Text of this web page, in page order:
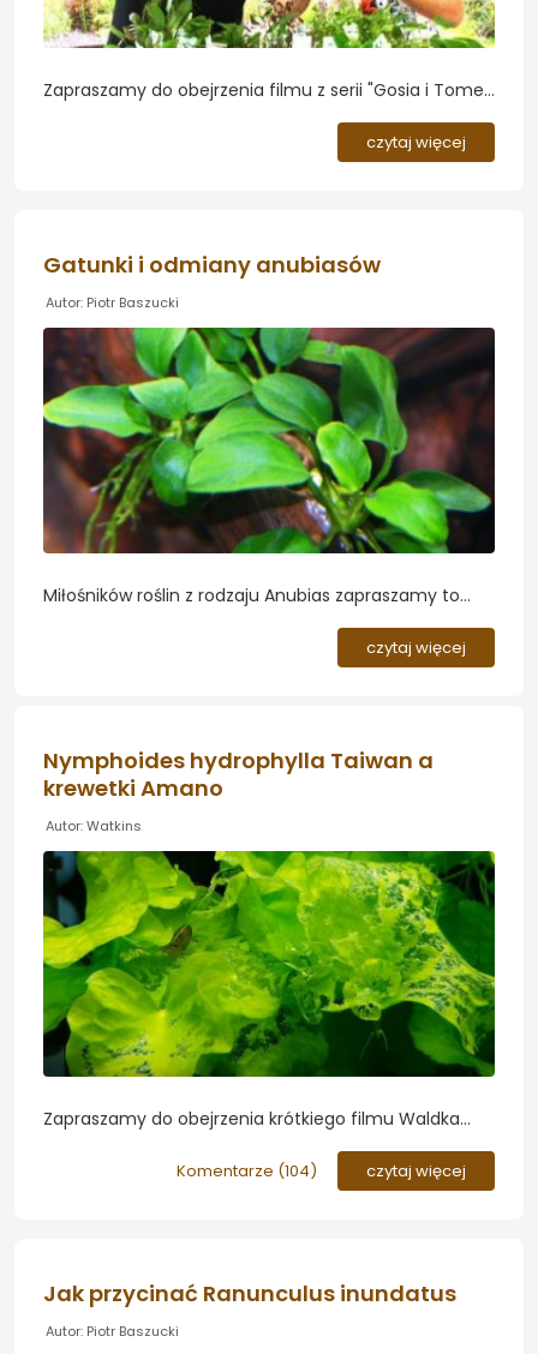
Zapraszamy do obejrzenia filmu z serii "Gosia i Tomek
tematykę przygotowania roślin po zakupie, która
sprawia często problem osobom początkującym...
czytaj więcej
Gatunki i odmiany anubiasów
Autor: Piotr Baszucki
Miłośników roślin z rodzaju Anubias zapraszamy to
odmian tych przepięknych i wytrzymałych roślin.
Zapraszam do pochwalenia się swoimi okazami w
czytaj więcej
Nymphoides hydrophylla Taiwan a
krewetki Amano
Autor: Watkins
Zapraszamy do obejrzenia krótkiego filmu Waldka
Amano i jej apetycie na rośliny w akwarium. Trzeba
Komentarze (104) czytaj więcej
Jak przycinać Ranunculus inundatus
Autor: Piotr Baszucki